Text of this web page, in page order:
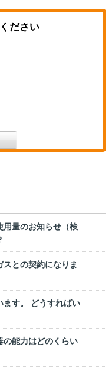
ださい
用量のお知らせ（検
スとの契約になりま
ます。 どうすればい
の能力はどのくらい